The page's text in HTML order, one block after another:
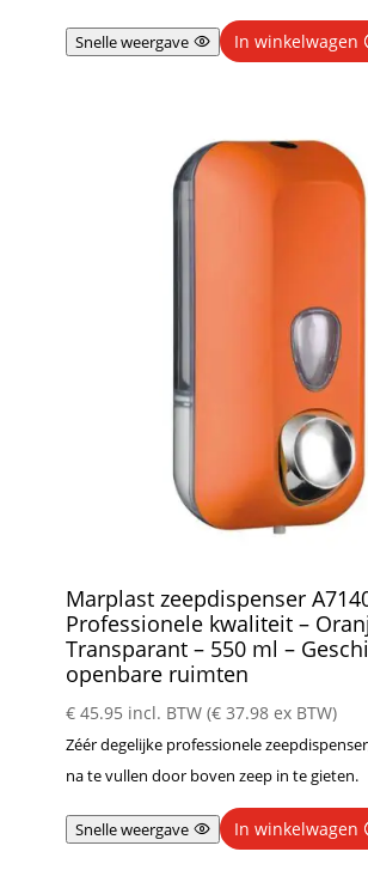
Snelle weergave In winkelwagen
Marplast zeepdispenser
Professionele kwaliteit –
Transparant – 550 ml –
openbare ruimten
€45.95 incl. BTW (€37.98ex BTW)
Zéér degelijke professionele
na te vullen door boven zeep in te gieten.
Snelle weergave In winkelwagen